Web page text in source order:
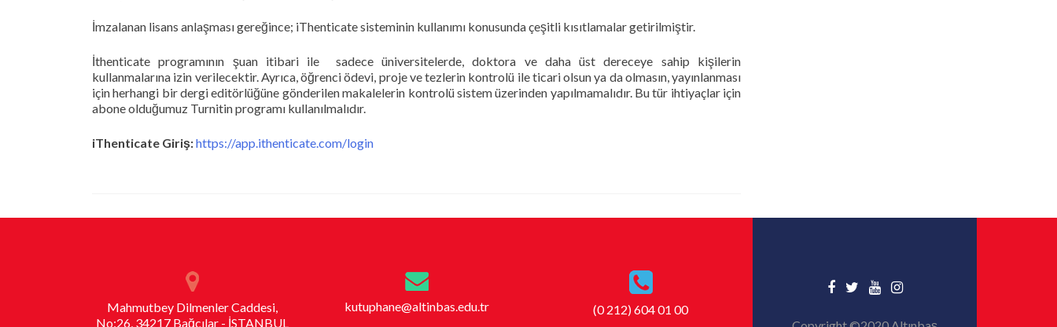
İmzalanan lisans anlaşması gereğince; iThenticate sisteminin kullanımı konusunda çeşitli kısıtlamalar getirilmiştir.
İthenticate programının şuan itibari ile sadece üniversitelerde, doktora ve daha üst dereceye sahip kişilerin
kullanmalarına izin verilecektir. Ayrıca, öğrenci ödevi, proje ve tezlerin kontrolü ile ticari olsun ya da olmasın, yayınlanması
için herhangi bir dergi editörlüğüne gönderilen makalelerin kontrolü sistem üzerinden yapılmamalıdır. Bu tür ihtiyaçlar için
abone olduğumuz Turnitin programı kullanılmalıdır.
iThenticate Giriş:https://app.ithenticate.com/login
Mahmutbey Dilmenler Caddesi,
No:26, 34217 Bağcılar - İSTANBUL
kutuphane@altinbas.edu.tr
(0 212) 604 01 00